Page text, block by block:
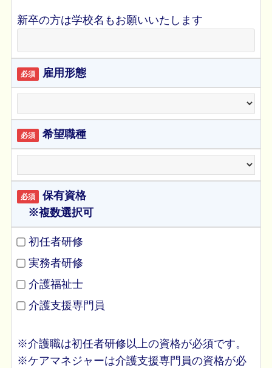
新卒の方は学校名もお願いいたします
必須 雇用形態
必須 希望職種
必須
保有資格
※複数選択可
初任者研修
実務者研修
介護福祉士
介護支援専門員
※介護職は初任者研修以上の資格が必須です。
※ケアマネジャーは介護支援専門員の資格が必